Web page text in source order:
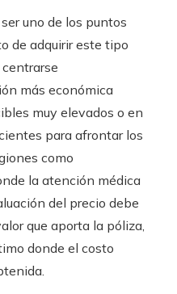
uno de los puntos
de adquirir este tipo
más económica
muy elevados o en
para afrontar los
como
la atención médica
del precio debe
que aporta la póliza,
donde el costo